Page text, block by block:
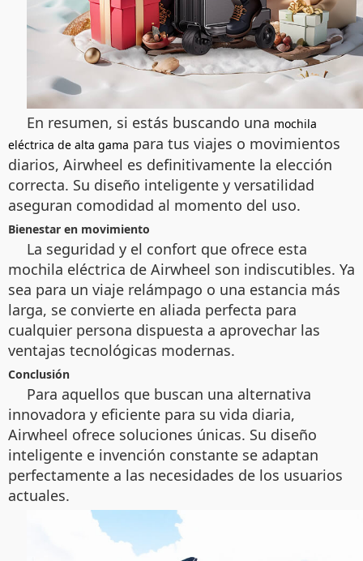
En resumen, si estás buscando una mochila
eléctrica de alta gama para tus viajes o movimientos
diarios, Airwheel es definitivamente la elección
correcta. Su diseño inteligente y versatilidad
aseguran comodidad al momento del uso.
Bienestar en movimiento
La seguridad y el confort que ofrece esta
mochila eléctrica de Airwheel son indiscutibles. Ya
sea para un viaje relámpago o una estancia más
larga, se convierte en aliada perfecta para
cualquier persona dispuesta a aprovechar las
ventajas tecnológicas modernas.
Conclusión
Para aquellos que buscan una alternativa
innovadora y eficiente para su vida diaria,
Airwheel ofrece soluciones únicas. Su diseño
inteligente e invención constante se adaptan
perfectamente a las necesidades de los usuarios
actuales.